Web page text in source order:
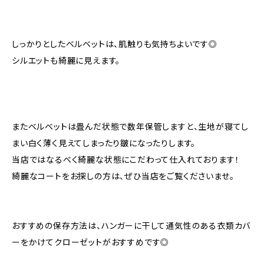
しっかりとしたベルベットは、肌触りも気持ちよいです◎
シルエットも綺麗に見えます。
またベルベットは畳んだ状態で数年保管しますと、生地が寝てし
まい白く薄く見えてしまったり皺になったりします。
当店ではなるべく綺麗な状態にこだわって仕入れております！
綺麗なコートをお探しの方は、ぜひ当店をご覧くださいませ。
おすすめの保存方法は、ハンガーに干して通気性のある衣類カバ
ーをかけてクローゼットがおすすめです◎